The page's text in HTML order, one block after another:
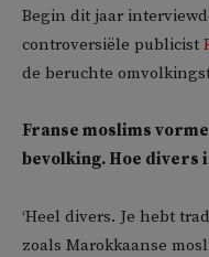
Begin dit jaar
controversiële publicist
de beruchte
Franse moslims
bevolking. Hoe divers
‘Heel divers. Je hebt
zoals Marokkaanse